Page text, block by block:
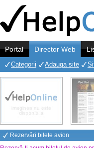
Portal Director Web
Categorii Adauga site
Rezervări bilete avion